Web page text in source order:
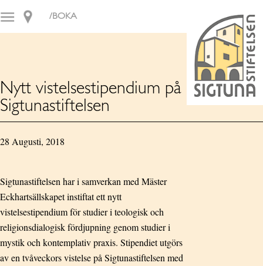
/BOKA
Nytt vistelsestipendium på
Sigtunastiftelsen
28 Augusti, 2018
Sigtunastiftelsen har i samverkan med Mäster
Eckhartsällskapet instiftat ett nytt
vistelsestipendium för studier i teologisk och
religionsdialogisk fördjupning genom studier i
mystik och kontemplativ praxis. Stipendiet utgörs
av en tvåveckors vistelse på Sigtunastiftelsen med